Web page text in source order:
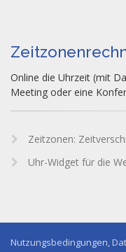
Online die Uhrzeit (mit
Meeting oder eine
Zeitzonen:
Uhr-Widget für die
Nutzungsbedingungen,